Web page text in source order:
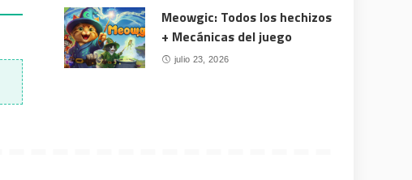
Meowgic: Todos los hechizos
+ Mecánicas del juego
julio 23, 2026